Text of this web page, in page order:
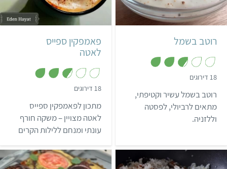
200 גרם צרפתי
רוטב בשמל
18 דירוגים
.
8
מ
ת
רוטב בשמל עשיר וקטיפתי,
מתאים לרביולי, לפסטה
וללזניה.
פאמפקין ספייס
לאטה
18 דירוגים
.
8
מ
ת
ו
מתכון לפאמפקין ספייס
לאטה מצויין – משקה חורף
עונתי ומנחם ללילות הקרים